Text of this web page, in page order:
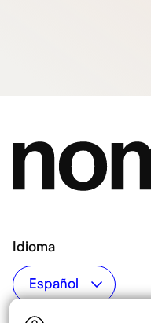
Idioma
Top destinos